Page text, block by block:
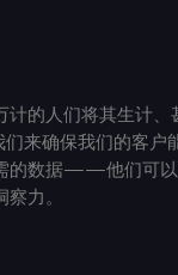
计的人们将其生计、
们来确保我们的客户
的数据——他们可以
力。